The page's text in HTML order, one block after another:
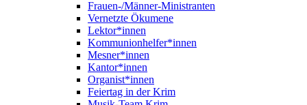
Frauen-/Männer-Ministranten
Vernetzte Ökumene
Lektor*innen
Kommunionhelfer*innen
Mesner*innen
Kantor*innen
Organist*innen
Feiertag in der Krim